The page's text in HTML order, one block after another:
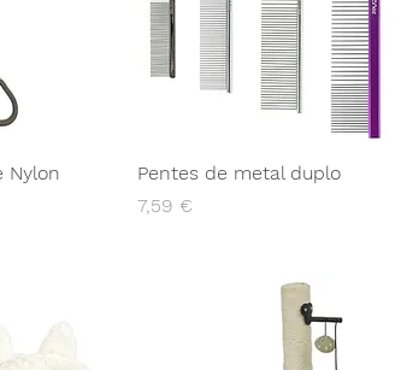
Nylon
Pentes de metal duplo
Preço
7,59 €